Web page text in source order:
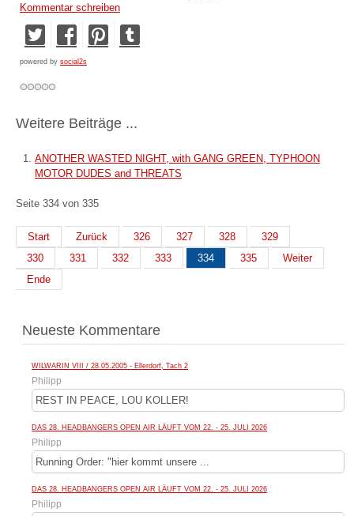
Kommentar schreiben
powered by social2s
Weitere Beiträge ...
ANOTHER WASTED NIGHT, with GANG GREEN, TYPHOON
MOTOR DUDES and THREATS
Seite 334 von 335
Start Zurück 326 327 328
329
330
331 332 333 334 335
Weiter
Ende
Neueste Kommentare
WILWARIN VIII / 28.05.2005 - Ellerdorf, Tach 2
Philipp
REST IN PEACE, LOU KOLLER!
DAS 28. HEADBANGERS OPEN AIR LÄUFT VOM 22. - 25. JULI 2026
Philipp
Running Order: "hier kommt unsere ...
DAS 28. HEADBANGERS OPEN AIR LÄUFT VOM 22. - 25. JULI 2026
Philipp